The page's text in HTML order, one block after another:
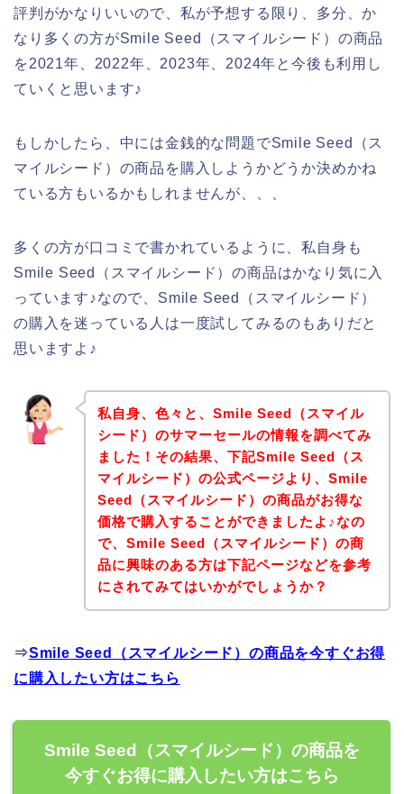
評判がかなりいいので、私が予想する限り、多分、か
なり多くの方がSmile Seed（スマイルシード）の商品
を2021年、2022年、2023年、2024年と今後も利用し
ていくと思います♪
もしかしたら、中には金銭的な問題でSmile Seed（ス
マイルシード）の商品を購入しようかどうか決めかね
ている方もいるかもしれませんが、、、
多くの方が口コミで書かれているように、私自身も
Smile Seed（スマイルシード）の商品はかなり気に入
っています♪なので、Smile Seed（スマイルシード）
の購入を迷っている人は一度試してみるのもありだと
思いますよ♪
私自身、色々と、Smile Seed（スマイル
シード）のサマーセールの情報を調べてみ
ました！その結果、下記Smile Seed（ス
マイルシード）の公式ページより、Smile
Seed（スマイルシード）の商品がお得な
価格で購入することができましたよ♪なの
で、Smile Seed（スマイルシード）の商
品に興味のある方は下記ページなどを参考
にされてみてはいかがでしょうか？
⇒Smile Seed（スマイルシード）の商品を今すぐお得
に購入したい方はこちら
Smile Seed（スマイルシード）の商品を
今すぐお得に購入したい方はこちら